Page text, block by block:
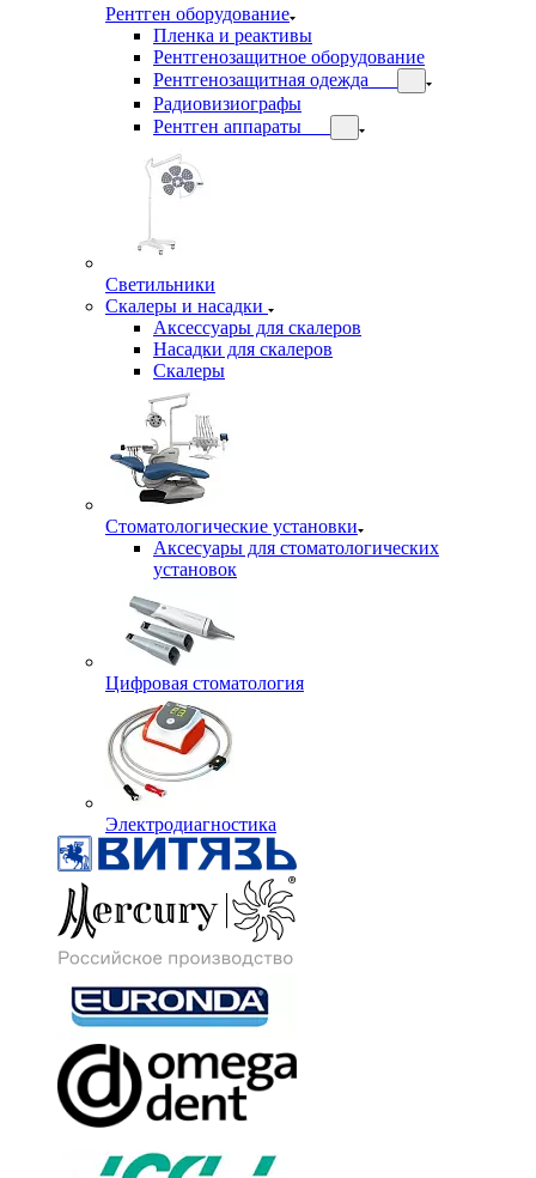
Рентген оборудование
Пленка и реактивы
Рентгенозащитное оборудование
Рентгенозащитная одежда
Радиовизиографы
Рентген аппараты
Светильники
Скалеры и насадки
Аксессуары для скалеров
Насадки для скалеров
Скалеры
Стоматологические установки
Аксесуары для стоматологических
установок
Цифровая стоматология
Электродиагностика